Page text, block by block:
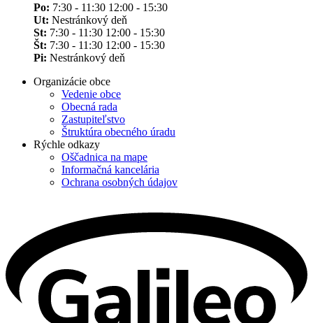
Po: 7:30 - 11:30 12:00 - 15:30
Ut: Nestránkový deň
St: 7:30 - 11:30 12:00 - 15:30
Št: 7:30 - 11:30 12:00 - 15:30
Pi: Nestránkový deň
Organizácie obce
Vedenie obce
Obecná rada
Zastupiteľstvo
Štruktúra obecného úradu
Rýchle odkazy
Oščadnica na mape
Informačná kancelária
Ochrana osobných údajov